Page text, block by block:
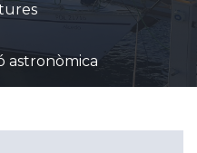
astronòmica